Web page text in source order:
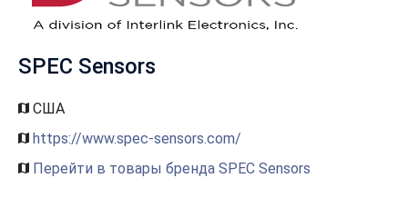
SPEC Sensors
США
https://www.spec-sensors.com/
Перейти в товары бренда SPEC Sensors